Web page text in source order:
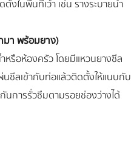
งในพื้นที่เว้า เช่น รางระบายน้ำ
มา พร้อมยาง)
หรือห้องครัว โดยมีแหวนยางซีล
ซีลเข้ากับท่อแล้วติดตั้งให้แนบกับ
การรั่วซึมตามรอยช่องว่างได้